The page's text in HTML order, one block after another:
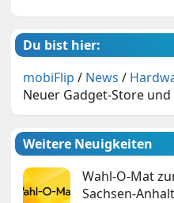
Du bist hier:
mobiFlip / News /
Neuer Gadget-Store
Weitere Neuigkeiten
Wahl-O-Mat
Sachsen-